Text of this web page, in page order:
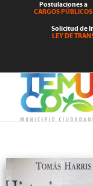
Postulaciones a
CARGOS PÚBLICOS
Solicitud de
LEY DE